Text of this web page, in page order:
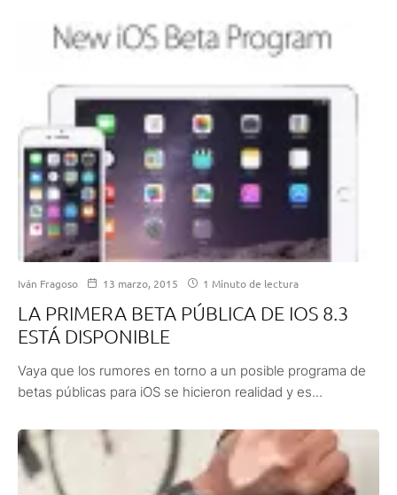
Iván Fragoso 13 marzo, 2015 1 Minuto de lectura
LA PRIMERA BETA PÚBLICA DE IOS 8.3
ESTÁ DISPONIBLE
Vaya que los rumores en torno a un posible programa de
betas públicas para iOS se hicieron realidad y es...